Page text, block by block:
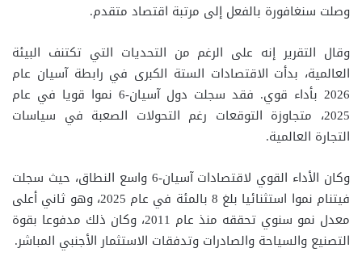
وصلت سنغافورة بالفعل إلى مرتبة اقتصاد متقدم.
وقال التقرير إنه على الرغم من التحديات التي تكتنف البيئة
العالمية، بدأت الاقتصادات الستة الكبرى في رابطة آسيان عام
2026 بأداء قوي. فقد سجلت دول آسيان-6 نموا قويا في عام
2025، متجاوزة التوقعات رغم التحولات الصعبة في سياسات
التجارة العالمية.
وكان الأداء القوي لاقتصادات آسيان-6 واسع النطاق، حيث سجلت
فيتنام نموا استثنائيا بلغ 8 بالمئة في عام 2025، وهو ثاني أعلى
معدل نمو سنوي تحققه منذ عام 2011، وكان ذلك مدفوعا بقوة
التصنيع والسياحة والصادرات وتدفقات الاستثمار الأجنبي المباشر.